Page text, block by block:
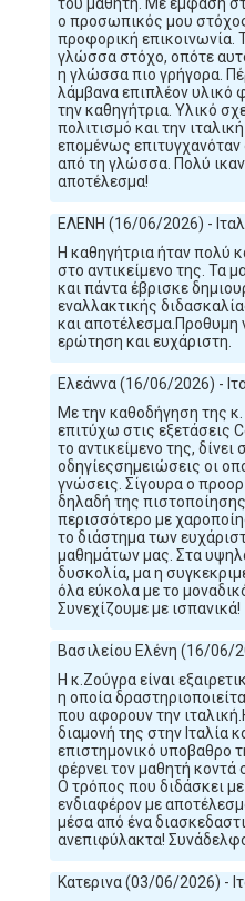
του μαθητή. Με έμφαση
ο προσωπικός μου
προφορική επικοινωνία.
γλώσσα στόχο, οπότε
η γλώσσα πιο γρήγορα.
λάμβανα επιπλέον υλικό
την καθηγήτρια. Υλικό
πολιτισμό και την
επομένως
από τη γλώσσα. Πολύ
αποτέλεσμα!
ΕΛΕΝΗ (16/06/2026) -
Η καθηγήτρια ήταν πολύ
στο αντικείμενο της. Τα
και πάντα έβρισκε
εναλλακτικής
και αποτέλεσμα.Προθυμη
ερώτηση και ευχάριστη.
Ελεάννα (16/06/2026) -
Με την καθοδήγηση της
επιτύχω στις εξετάσεις
το αντικείμενο της, δίνει
οδηγίεςσημειώσεις οι
γνώσεις. Σίγουρα ο
δηλαδή της
περισσότερο με
το διάστημα των
μαθημάτων μας. Στα
δυσκολία, μα η
όλα εύκολα με το
Συνεχίζουμε με ισπανικά!
Βασιλείου Ελένη (16/06/
Η κ.Ζούγρα είναι
η οποία
που αφορουν την
διαμονή της στην Ιταλία
επιστημονικό υποβαθρο
φέρνει τον μαθητή κοντά
Ο τρόπος που διδάσκει
ενδιαφέρον με
μέσα από ένα
ανεπιφύλακτα!
Κατερινα (03/06/2026) -